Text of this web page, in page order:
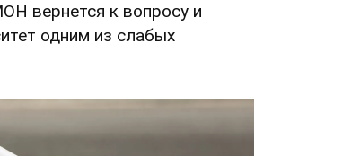
вернется к вопросу и
одним из слабых